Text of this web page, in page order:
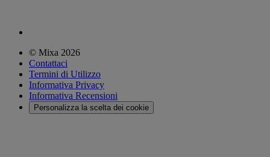
© Mixa 2026
Contattaci
Termini di Utilizzo
Informativa Privacy
Informativa Recensioni
Personalizza la scelta dei cookie